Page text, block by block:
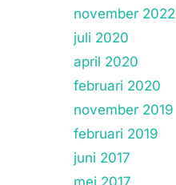
november 2022
juli 2020
april 2020
februari 2020
november 2019
februari 2019
juni 2017
mei 2017